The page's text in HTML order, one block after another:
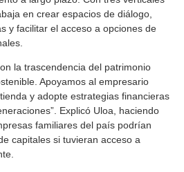
en crear espacios de diálogo,
y facilitar el acceso a opciones de
la trascendencia del patrimonio
Apoyamos al empresario
y adopte estrategias financieras
Explicó Uloa, haciendo
familiares del país podrían
capitales si tuvieran acceso a